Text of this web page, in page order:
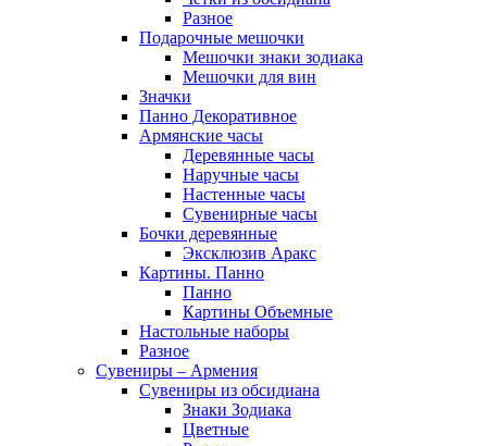
Разное
Подарочные мешочки
Мешочки знаки зодиака
Мешочки для вин
Значки
Панно Декоративное
Армянские часы
Деревянные часы
Наручные часы
Настенные часы
Сувенирные часы
Бочки деревянные
Эксклюзив Аракс
Картины. Панно
Панно
Картины Объемные
Настольные наборы
Разное
Сувениры – Армения
Сувениры из обсидиана
Знаки Зодиака
Цветные